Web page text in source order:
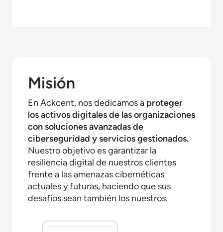
Misión
En Ackcent, nos dedicamos a proteger
los activos digitales de las organizaciones
con soluciones avanzadas de
ciberseguridad y servicios gestionados.
Nuestro objetivo es garantizar la
resiliencia digital de nuestros clientes
frente a las amenazas cibernéticas
actuales y futuras, haciendo que sus
desafíos sean también los nuestros.